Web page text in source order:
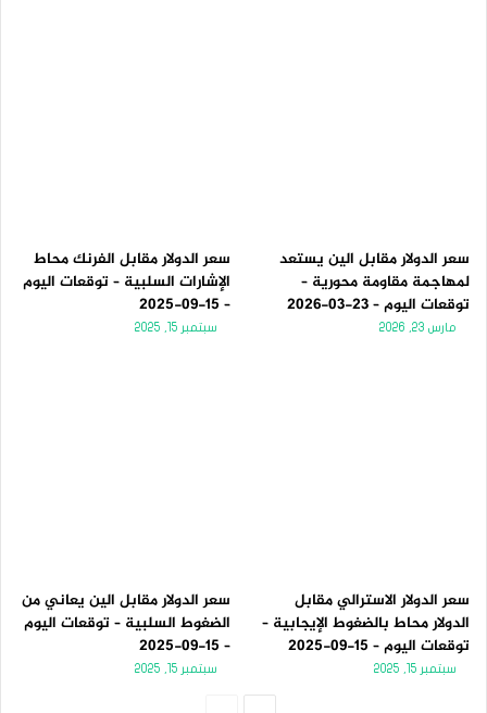
سعر الدولار مقابل الين يستعد
لمهاجمة مقاومة محورية –
توقعات اليوم – 23-03-2026
مارس 23, 2026
سعر الدولار مقابل الفرنك محاط
الإشارات السلبية – توقعات اليوم
– 15-09-2025
سبتمبر 15, 2025
سعر الدولار الاسترالي مقابل
الدولار محاط بالضغوط الإيجابية –
توقعات اليوم – 15-09-2025
سبتمبر 15, 2025
سعر الدولار مقابل الين يعاني من
الضغوط السلبية – توقعات اليوم
– 15-09-2025
سبتمبر 15, 2025